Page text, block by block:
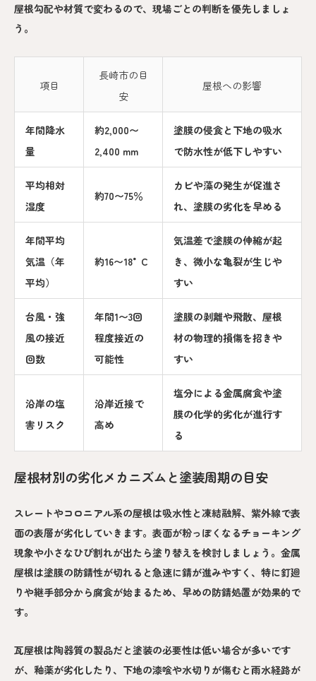
屋根勾配や材質で変わるので、現場ごとの判断を優先しましょ
う。
項目
長崎市の目
安
屋根への影響
年間降水
量
約2,000〜
2,400 mm
塗膜の侵食と下地の吸水
で防水性が低下しやすい
平均相対
湿度
約70〜75％
カビや藻の発生が促進さ
れ、塗膜の劣化を早める
年間平均
気温（年
平均）
約16〜18°C
気温差で塗膜の伸縮が起
き、微小な亀裂が生じや
すい
台風・強
風の接近
回数
年間1〜3回
程度接近の
可能性
塗膜の剥離や飛散、屋根
材の物理的損傷を招きや
すい
沿岸の塩
害リスク
沿岸近接で
高め
塩分による金属腐食や塗
膜の化学的劣化が進行す
る
屋根材別の劣化メカニズムと塗装周期の目安
スレートやコロニアル系の屋根は吸水性と凍結融解、紫外線で表
面の表層が劣化していきます。表面が粉っぽくなるチョーキング
現象や小さなひび割れが出たら塗り替えを検討しましょう。金属
屋根は塗膜の防錆性が切れると急速に錆が進みやすく、特に釘廻
りや継手部分から腐食が始まるため、早めの防錆処置が効果的で
す。
瓦屋根は陶器質の製品だと塗装の必要性は低い場合が多いです
が、釉薬が劣化したり、下地の漆喰や水切りが傷むと雨水経路が